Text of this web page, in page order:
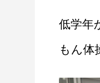
低学年
もん体